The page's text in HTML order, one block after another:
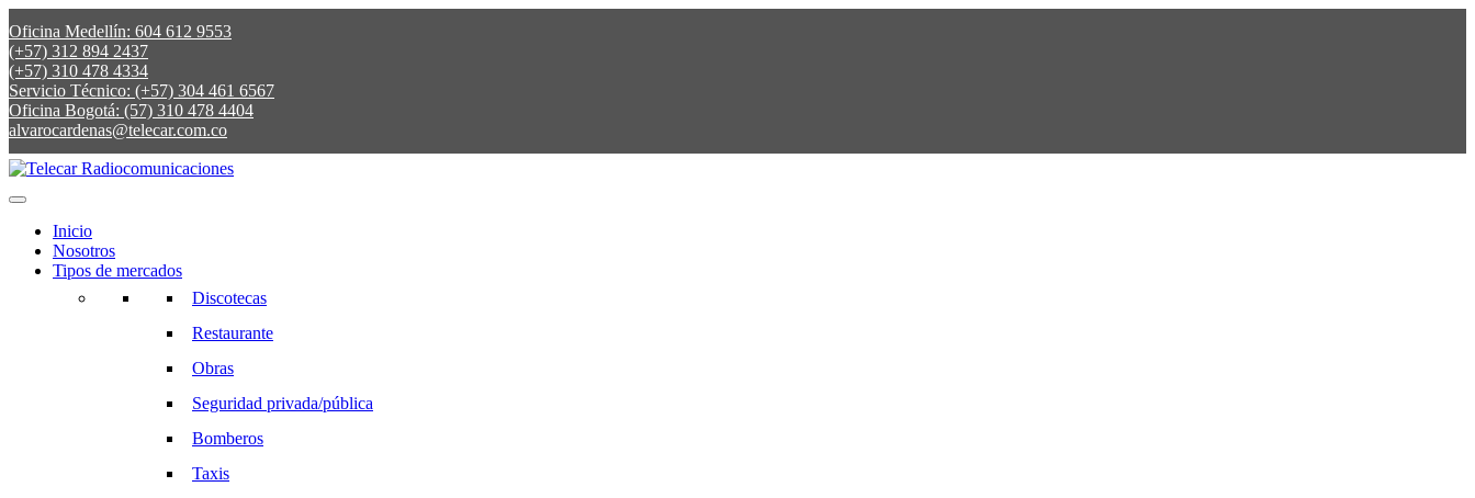
Oficina Medellín: 604 612 9553
(+57) 312 894 2437
(+57) 310 478 4334
Servicio Técnico: (+57) 304 461 6567
Oficina Bogotá: (57) 310 478 4404
alvarocardenas@telecar.com.co
Inicio
Nosotros
Tipos de mercados
Discotecas
Restaurante
Obras
Seguridad privada/pública
Bomberos
Taxis